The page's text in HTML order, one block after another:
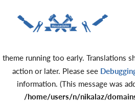
Notice: Function
incorrectly . Translation loading for the
theme running too early. Translations
action or later. Please see
information. (This message was
/home/users/n/nikalaz/